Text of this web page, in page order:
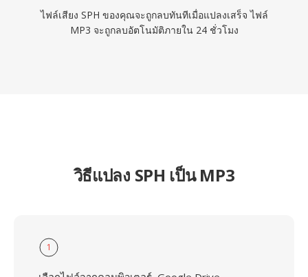
ไฟล์เสียง SPH ของคุณจะถูกลบทันทีเมื่อแปลงเสร็จ ไฟล์
MP3 จะถูกลบอัตโนมัติภายใน 24 ชั่วโมง
วิธีแปลง SPH เป็น MP3
1